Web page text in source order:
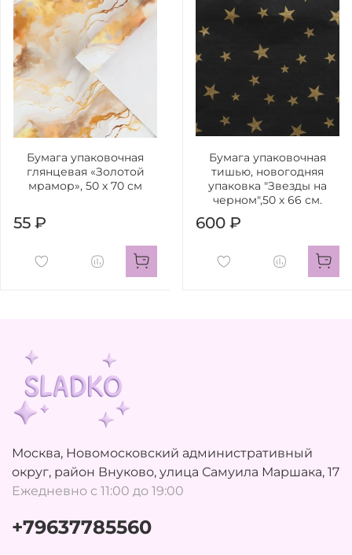
Бумага упаковочная
глянцевая «Золотой
мрамор», 50 х 70 см
55 ₽
Бумага упаковочная
тишью, новогодняя
упаковка "Звезды на
черном",50 х 66 см.
600 ₽
Москва, Новомосковский административный
округ, район Внуково, улица Самуила Маршака, 17
Ежедневно с 11:00 до 19:00
+79637785560